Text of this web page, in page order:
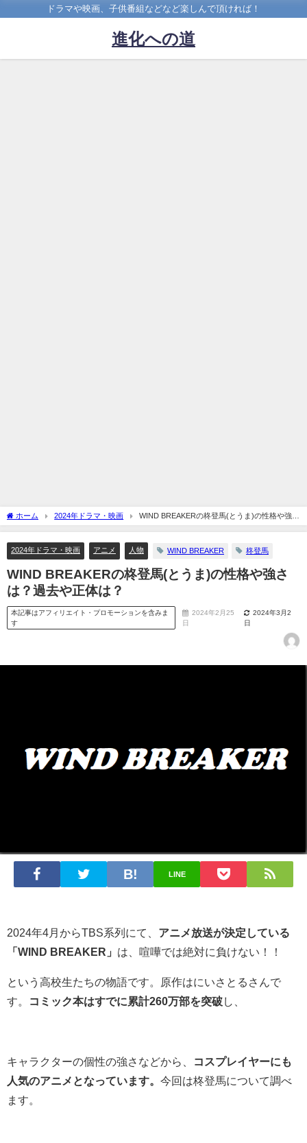
ドラマや映画、子供番組などなど楽しんで頂ければ！
進化への道
ホーム 2024年ドラマ・映画
WIND BREAKERの柊登馬(とうま)の性格や強さ
は？過去や正体は？
2024年ドラマ・映画 アニメ 人物 WIND BREAKER 柊登馬
WIND BREAKERの柊登馬(とうま)の性格や強さ
は？過去や正体は？
本記事はアフィリエイト・プロモーションを含みま
す
2024年2月25
日
2024年3月2
日
LINE
2024年4月からTBS系列にて、 アニメ放送が決定している
「WIND BREAKER」 は、喧嘩では絶対に負けない！！
という高校生たちの物語です。原作はにいさとるさんで
す。
コミック本はすでに累計260万部を突破し、
キャラクターの個性の強さなどから、
コスプレイヤーにも
人気のアニメとなっています。 今回は柊登馬について調べ
ます。